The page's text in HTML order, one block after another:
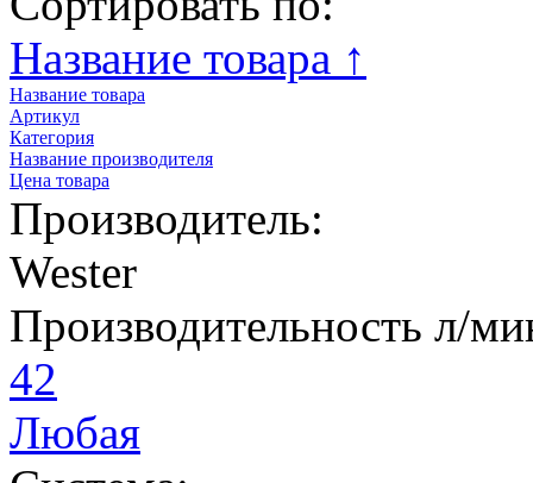
Название товара ↑
Название товара
Артикул
Категория
Название производителя
Цена товара
Производитель:
Wester
Производительность л/
42
Любая